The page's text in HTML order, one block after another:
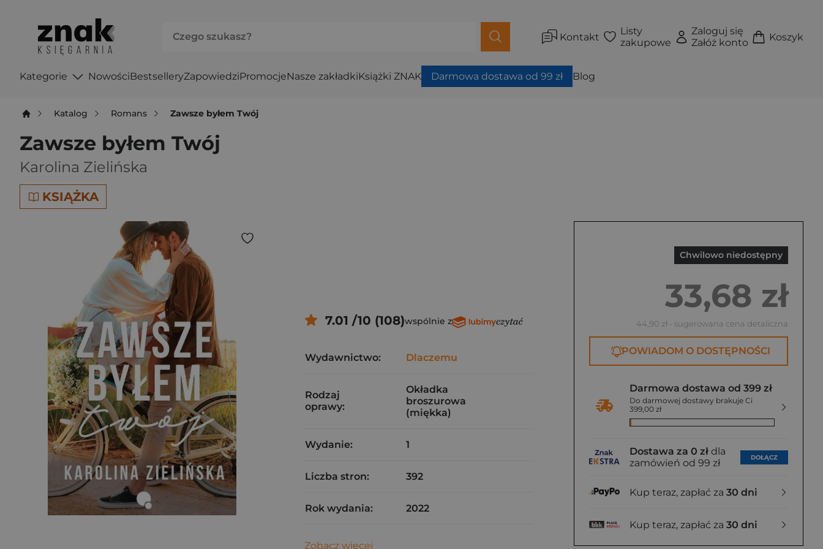
Kontakt
Listy
zakupowe
Zaloguj się
Załóż konto
Koszyk
Kategorie NowościBestselleryZapowiedziPromocjeNasze zakładkiKsiążki ZNAK Darmowa dostawa od 99 zł Blog
Katalog Romans Zawsze byłem Twój
Zawsze byłem Twój
Karolina Zielińska
KSIĄŻKA
Chwilowo niedostępny
33,68 zł
44,90 zł - sugerowana cena detaliczna
POWIADOM O DOSTĘPNOŚCI
Darmowa dostawa od 399 zł
Do darmowej dostawy brakuje Ci
399,00 zł
Dostawa za 0 zł dla
zamówień od 99 zł
DOŁĄCZ
Kup teraz, zapłać za 30 dni
Kup teraz, zapłać za 30 dni
7.01 /10 (108)wspólnie z
Wydawnictwo: Dlaczemu
Rodzaj
oprawy:
Okładka
broszurowa
(miękka)
Wydanie: 1
Liczba stron: 392
Rok wydania: 2022
Zobacz więcej